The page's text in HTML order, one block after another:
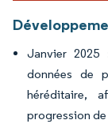
Janvier 2025
données de
héréditaire,
progression